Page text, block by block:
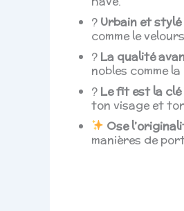
? Urbain et stylé
comme le
? La qualité
nobles comme
? Le fit est la clé
ton visage et
Ose
manières de